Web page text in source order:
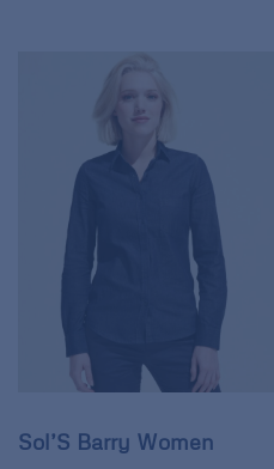
Sol’S Barry Women